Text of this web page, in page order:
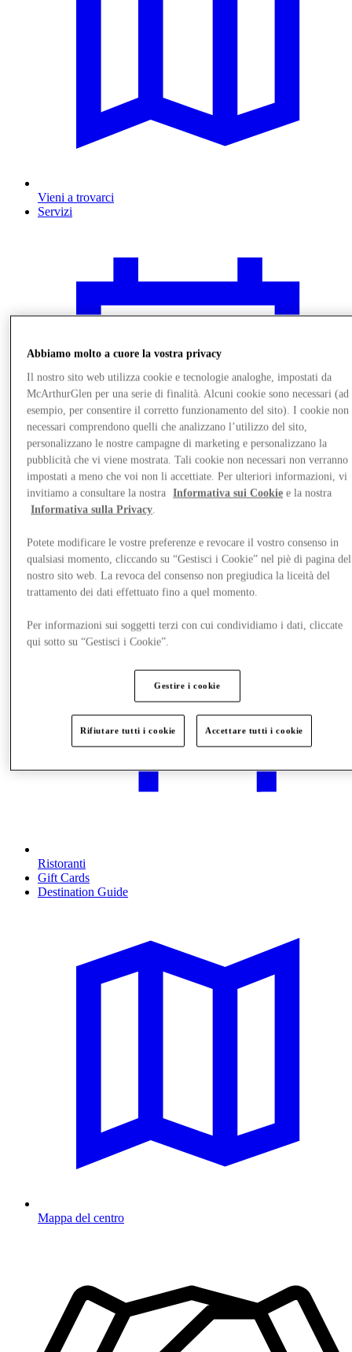
Vieni a trovarci
Servizi
Novità
Ristoranti
Gift Cards
Destination Guide
Mappa del centro
Abbiamo molto a cuore la vostra privacy
Il nostro sito web utilizza cookie e tecnologie analoghe, impostati da
McArthurGlen per una serie di finalità. Alcuni cookie sono necessari (ad
esempio, per consentire il corretto funzionamento del sito). I cookie non
necessari comprendono quelli che analizzano l’utilizzo del sito,
personalizzano le nostre campagne di marketing e personalizzano la
pubblicità che vi viene mostrata. Tali cookie non necessari non verranno
impostati a meno che voi non li accettiate. Per ulteriori informazioni, vi
invitiamo a consultare la nostra
Informativa sui Cookie e la nostra
Informativa sulla Privacy.
Potete modificare le vostre preferenze e revocare il vostro consenso in
qualsiasi momento, cliccando su “Gestisci i Cookie” nel piè di pagina del
nostro sito web. La revoca del consenso non pregiudica la liceità del
trattamento dei dati effettuato fino a quel momento.
Per informazioni sui soggetti terzi con cui condividiamo i dati, cliccate
qui sotto su “Gestisci i Cookie”.
Gestire i cookie
Rifiutare tutti i cookie Accettare tutti i cookie